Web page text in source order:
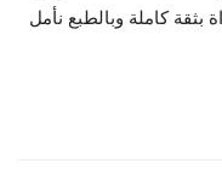
بثقة كاملة وبالطبع نأمل